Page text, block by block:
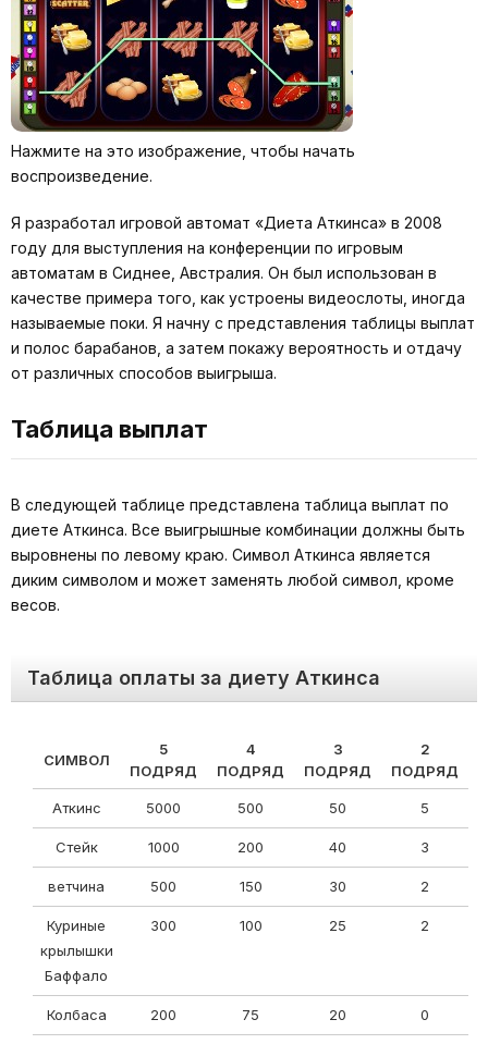
Нажмите на это изображение, чтобы начать
воспроизведение.
Я разработал игровой автомат «Диета Аткинса» в 2008
году для выступления на конференции по игровым
автоматам в Сиднее, Австралия. Он был использован в
качестве примера того, как устроены видеослоты, иногда
называемые поки. Я начну с представления таблицы выплат
и полос барабанов, а затем покажу вероятность и отдачу
от различных способов выигрыша.
Таблица выплат
В следующей таблице представлена таблица выплат по
диете Аткинса. Все выигрышные комбинации должны быть
выровнены по левому краю. Символ Аткинса является
диким символом и может заменять любой символ, кроме
весов.
Таблица оплаты за диету Аткинса
СИМВОЛ
5
ПОДРЯД
4
ПОДРЯД
3
ПОДРЯД
2
ПОДРЯД
Аткинс 5000 500 50 5
Стейк 1000 200 40 3
ветчина 500 150 30 2
Куриные
крылышки
Баффало
300 100 25 2
Колбаса 200 75 20 0